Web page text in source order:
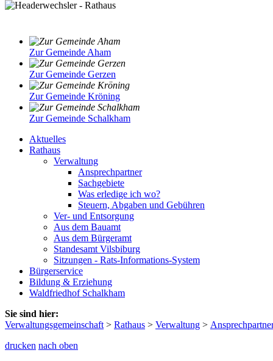
Zur Gemeinde Aham
Zur Gemeinde Gerzen
Zur Gemeinde Kröning
Zur Gemeinde Schalkham
Aktuelles
Rathaus
Verwaltung
Ansprechpartner
Sachgebiete
Was erledige ich wo?
Steuern, Abgaben und Gebühren
Ver- und Entsorgung
Aus dem Bauamt
Aus dem Bürgeramt
Standesamt Vilsbiburg
Sitzungen - Rats-Informations-System
Bürgerservice
Bildung & Erziehung
Waldfriedhof Schalkham
Sie sind hier:
Verwaltungsgemeinschaft > Rathaus > Verwaltung >
drucken nach oben